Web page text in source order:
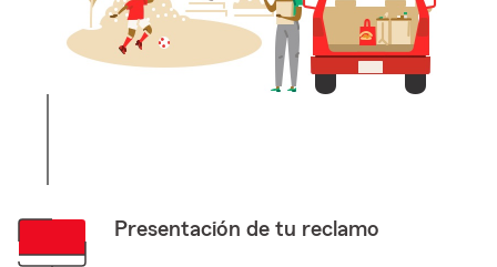
Presentación de tu reclamo